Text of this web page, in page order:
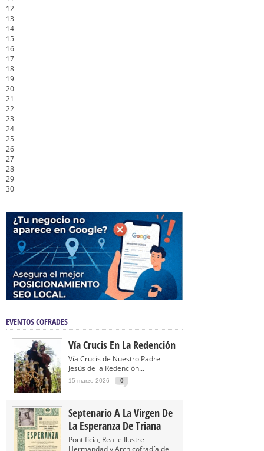
12
13
14
15
16
17
18
19
20
21
22
23
24
25
26
27
28
29
30
EVENTOS COFRADES
Vía Crucis En La Redención
Vía Crucis de Nuestro Padre
Jesús de la Redención...
15 marzo 2026 0
Septenario A La Virgen De
La Esperanza De Triana
Pontificia, Real e Ilustre
Hermandad y Archicofradía de